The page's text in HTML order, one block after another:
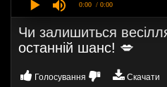
0:00 / 0:00
Чи залишиться
останній шанс! 💋
Голосування Скачати